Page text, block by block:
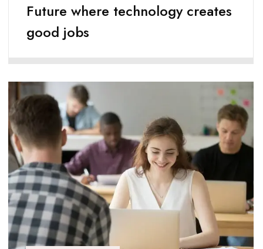
Future where technology creates
good jobs